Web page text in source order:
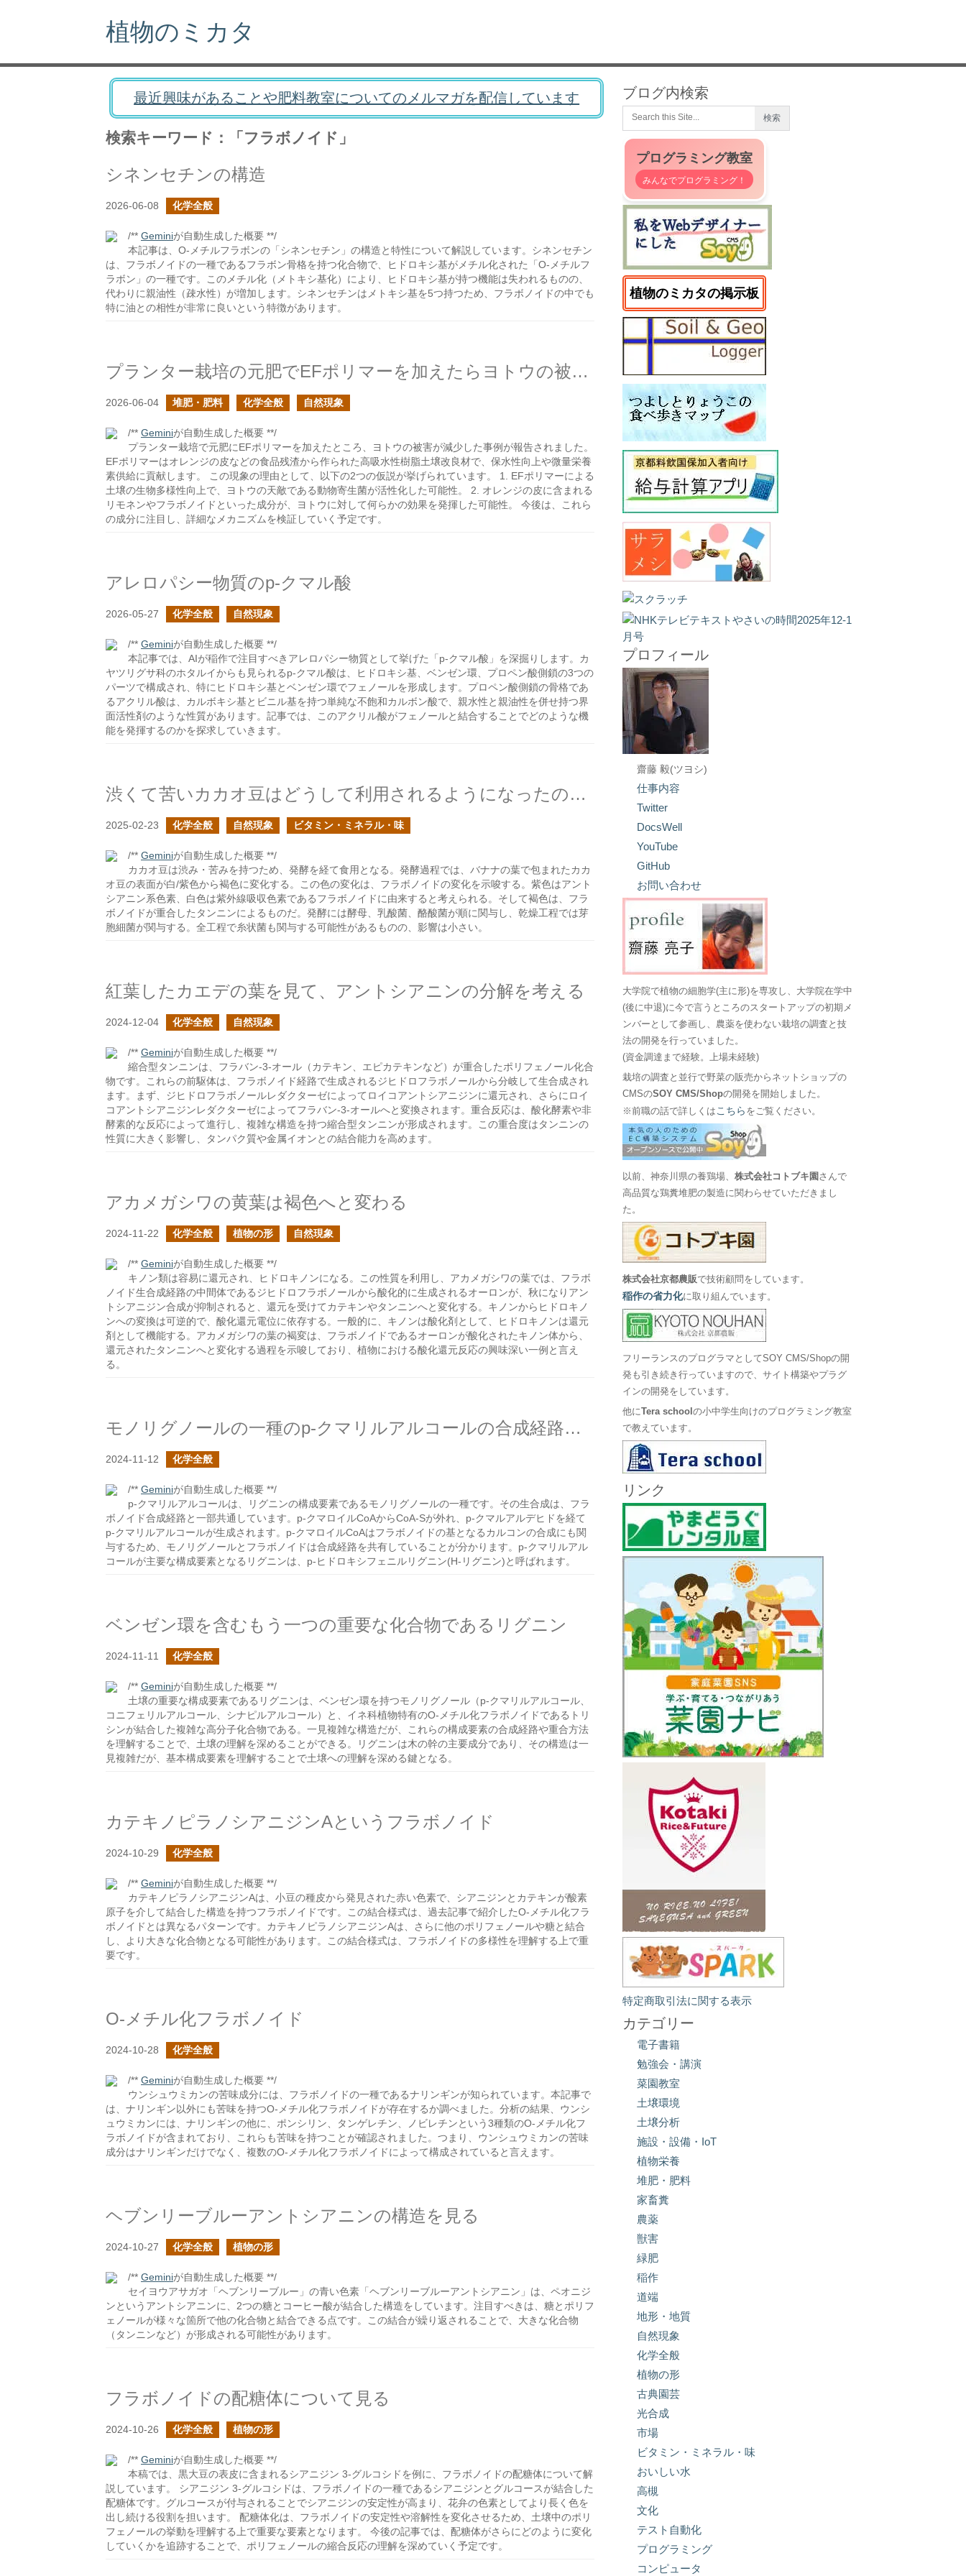
植物のミカタ
最近興味があることや肥料教室についてのメルマガを配信しています
検索キーワード：「フラボノイド」
シネンセチンの構造
2026-06-08 化学全般
/** Geminiが自動生成した概要 **/
本記事は、O-メチルフラボンの「シネンセチン」の構造と特性について解説しています。シネンセチン
は、フラボノイドの一種であるフラボン骨格を持つ化合物で、ヒドロキシ基がメチル化された「O-メチルフ
ラボン」の一種です。このメチル化（メトキシ基化）により、ヒドロキシ基が持つ機能は失われるものの、
代わりに親油性（疎水性）が増加します。シネンセチンはメトキシ基を5つ持つため、フラボノイドの中でも
特に油との相性が非常に良いという特徴があります。
プランター栽培の元肥でEFポリマーを加えたらヨトウの被害が減ったのは何故？
2026-06-04 堆肥・肥料 化学全般 自然現象
/** Geminiが自動生成した概要 **/
プランター栽培で元肥にEFポリマーを加えたところ、ヨトウの被害が減少した事例が報告されました。
EFポリマーはオレンジの皮などの食品残渣から作られた高吸水性樹脂土壌改良材で、保水性向上や微量栄養
素供給に貢献します。 この現象の理由として、以下の2つの仮説が挙げられています。 1. EFポリマーによる
土壌の生物多様性向上で、ヨトウの天敵である動物寄生菌が活性化した可能性。 2. オレンジの皮に含まれる
リモネンやフラボノイドといった成分が、ヨトウに対して何らかの効果を発揮した可能性。 今後は、これら
の成分に注目し、詳細なメカニズムを検証していく予定です。
アレロパシー物質のp-クマル酸
2026-05-27 化学全般 自然現象
/** Geminiが自動生成した概要 **/
本記事では、AIが稲作で注目すべきアレロパシー物質として挙げた「p-クマル酸」を深掘りします。カ
ヤツリグサ科のホタルイからも見られるp-クマル酸は、ヒドロキシ基、ベンゼン環、プロペン酸側鎖の3つの
パーツで構成され、特にヒドロキシ基とベンゼン環でフェノールを形成します。プロペン酸側鎖の骨格であ
るアクリル酸は、カルボキシ基とビニル基を持つ単純な不飽和カルボン酸で、親水性と親油性を併せ持つ界
面活性剤のような性質があります。記事では、このアクリル酸がフェノールと結合することでどのような機
能を発揮するのかを探求していきます。
渋くて苦いカカオ豆はどうして利用されるようになったのか？の続き
2025-02-23 化学全般 自然現象 ビタミン・ミネラル・味
/** Geminiが自動生成した概要 **/
カカオ豆は渋み・苦みを持つため、発酵を経て食用となる。発酵過程では、バナナの葉で包まれたカカ
オ豆の表面が白/紫色から褐色に変化する。この色の変化は、フラボノイドの変化を示唆する。紫色はアント
シアニン系色素、白色は紫外線吸収色素であるフラボノイドに由来すると考えられる。そして褐色は、フラ
ボノイドが重合したタンニンによるものだ。発酵には酵母、乳酸菌、酪酸菌が順に関与し、乾燥工程では芽
胞細菌が関与する。全工程で糸状菌も関与する可能性があるものの、影響は小さい。
紅葉したカエデの葉を見て、アントシアニンの分解を考える
2024-12-04 化学全般 自然現象
/** Geminiが自動生成した概要 **/
縮合型タンニンは、フラバン-3-オール（カテキン、エピカテキンなど）が重合したポリフェノール化合
物です。これらの前駆体は、フラボノイド経路で生成されるジヒドロフラボノールから分岐して生合成され
ます。まず、ジヒドロフラボノールレダクターゼによってロイコアントシアニジンに還元され、さらにロイ
コアントシアニジンレダクターゼによってフラバン-3-オールへと変換されます。重合反応は、酸化酵素や非
酵素的な反応によって進行し、複雑な構造を持つ縮合型タンニンが形成されます。この重合度はタンニンの
性質に大きく影響し、タンパク質や金属イオンとの結合能力を高めます。
アカメガシワの黄葉は褐色へと変わる
2024-11-22 化学全般 植物の形 自然現象
/** Geminiが自動生成した概要 **/
キノン類は容易に還元され、ヒドロキノンになる。この性質を利用し、アカメガシワの葉では、フラボ
ノイド生合成経路の中間体であるジヒドロフラボノールから酸化的に生成されるオーロンが、秋になりアン
トシアニジン合成が抑制されると、還元を受けてカテキンやタンニンへと変化する。キノンからヒドロキノ
ンへの変換は可逆的で、酸化還元電位に依存する。一般的に、キノンは酸化剤として、ヒドロキノンは還元
剤として機能する。アカメガシワの葉の褐変は、フラボノイドであるオーロンが酸化されたキノン体から、
還元されたタンニンへと変化する過程を示唆しており、植物における酸化還元反応の興味深い一例と言え
る。
モノリグノールの一種のp-クマリルアルコールの合成経路を見る
2024-11-12 化学全般
/** Geminiが自動生成した概要 **/
p-クマリルアルコールは、リグニンの構成要素であるモノリグノールの一種です。その生合成は、フラ
ボノイド合成経路と一部共通しています。p-クマロイルCoAからCoA-Sが外れ、p-クマルアルデヒドを経て
p-クマリルアルコールが生成されます。p-クマロイルCoAはフラボノイドの基となるカルコンの合成にも関
与するため、モノリグノールとフラボノイドは合成経路を共有していることが分かります。p-クマリルアル
コールが主要な構成要素となるリグニンは、p-ヒドロキシフェニルリグニン(H-リグニン)と呼ばれます。
ベンゼン環を含むもう一つの重要な化合物であるリグニン
2024-11-11 化学全般
/** Geminiが自動生成した概要 **/
土壌の重要な構成要素であるリグニンは、ベンゼン環を持つモノリグノール（p-クマリルアルコール、
コニフェリルアルコール、シナピルアルコール）と、イネ科植物特有のO-メチル化フラボノイドであるトリ
シンが結合した複雑な高分子化合物である。一見複雑な構造だが、これらの構成要素の合成経路や重合方法
を理解することで、土壌の理解を深めることができる。リグニンは木の幹の主要成分であり、その構造は一
見複雑だが、基本構成要素を理解することで土壌への理解を深める鍵となる。
カテキノピラノシアニジンAというフラボノイド
2024-10-29 化学全般
/** Geminiが自動生成した概要 **/
カテキノピラノシアニジンAは、小豆の種皮から発見された赤い色素で、シアニジンとカテキンが酸素
原子を介して結合した構造を持つフラボノイドです。この結合様式は、過去記事で紹介したO-メチル化フラ
ボノイドとは異なるパターンです。カテキノピラノシアニジンAは、さらに他のポリフェノールや糖と結合
し、より大きな化合物となる可能性があります。この結合様式は、フラボノイドの多様性を理解する上で重
要です。
O-メチル化フラボノイド
2024-10-28 化学全般
/** Geminiが自動生成した概要 **/
ウンシュウミカンの苦味成分には、フラボノイドの一種であるナリンギンが知られています。本記事で
は、ナリンギン以外にも苦味を持つO-メチル化フラボノイドが存在するか調べました。分析の結果、ウンシ
ュウミカンには、ナリンギンの他に、ポンシリン、タンゲレチン、ノビレチンという3種類のO-メチル化フ
ラボノイドが含まれており、これらも苦味を持つことが確認されました。つまり、ウンシュウミカンの苦味
成分はナリンギンだけでなく、複数のO-メチル化フラボノイドによって構成されていると言えます。
ヘブンリーブルーアントシアニンの構造を見る
2024-10-27 化学全般 植物の形
/** Geminiが自動生成した概要 **/
セイヨウアサガオ「ヘブンリーブルー」の青い色素「ヘブンリーブルーアントシアニン」は、ペオニジ
ンというアントシアニンに、2つの糖とコーヒー酸が結合した構造をしています。注目すべきは、糖とポリフ
ェノールが様々な箇所で他の化合物と結合できる点です。この結合が繰り返されることで、大きな化合物
（タンニンなど）が形成される可能性があります。
フラボノイドの配糖体について見る
2024-10-26 化学全般 植物の形
/** Geminiが自動生成した概要 **/
本稿では、黒大豆の表皮に含まれるシアニジン 3-グルコシドを例に、フラボノイドの配糖体について解
説しています。 シアニジン 3-グルコシドは、フラボノイドの一種であるシアニジンとグルコースが結合した
配糖体です。グルコースが付与されることでシアニジンの安定性が高まり、花弁の色素としてより長く色を
出し続ける役割を担います。 配糖体化は、フラボノイドの安定性や溶解性を変化させるため、土壌中のポリ
フェノールの挙動を理解する上で重要な要素となります。 今後の記事では、配糖体がさらにどのように変化
していくかを追跡することで、ポリフェノールの縮合反応の理解を深めていく予定です。
ブログ内検索
プログラミング教室
みんなでプログラミング！
植物のミカタの掲示板
プロフィール
齋藤 毅(ツヨシ)
仕事内容
Twitter
DocsWell
YouTube
GitHub
お問い合わせ
大学院で植物の細胞学(主に形)を専攻し、大学院在学中
(後に中退)に今で言うところのスタートアップの初期メ
ンバーとして参画し、農薬を使わない栽培の調査と技
法の開発を行っていました。
(資金調達まで経験。上場未経験)
栽培の調査と並行で野菜の販売からネットショップの
CMSのSOY CMS/Shopの開発を開始しました。
※前職の話で詳しくは こちら をご覧ください。
以前、神奈川県の養鶏場、株式会社コトブキ園 さんで
高品質な鶏糞堆肥の製造に関わらせていただきまし
た。
株式会社京都農販で技術顧問をしています。
稲作の省力化に取り組んでいます。
フリーランスのプログラマとしてSOY CMS/Shopの開
発も引き続き行っていますので、サイト構築やプラグ
インの開発をしています。
他にTera schoolの小中学生向けのプログラミング教室
で教えています。
リンク
特定商取引法に関する表示
カテゴリー
電子書籍
勉強会・講演
菜園教室
土壌環境
土壌分析
施設・設備・IoT
植物栄養
堆肥・肥料
家畜糞
農薬
獣害
緑肥
稲作
道端
地形・地質
自然現象
化学全般
植物の形
古典園芸
光合成
市場
ビタミン・ミネラル・味
おいしい水
高槻
文化
テスト自動化
プログラミング
コンピュータ